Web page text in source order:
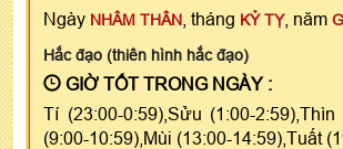
Ngày NHÂM THÂN , tháng KỶ TỴ, năm
Hắc đạo (thiên hình hắc đạo)
GIỜ TỐT TRONG NGÀY :
Tí (23:00-0:59),Sửu (1:00-2:59),Thìn
(9:00-10:59),Mùi (13:00-14:59),Tuất